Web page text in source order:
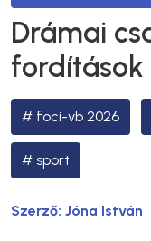
Drámai
fordítások
foci-vb 2026
sport
Szerző: Jóna István